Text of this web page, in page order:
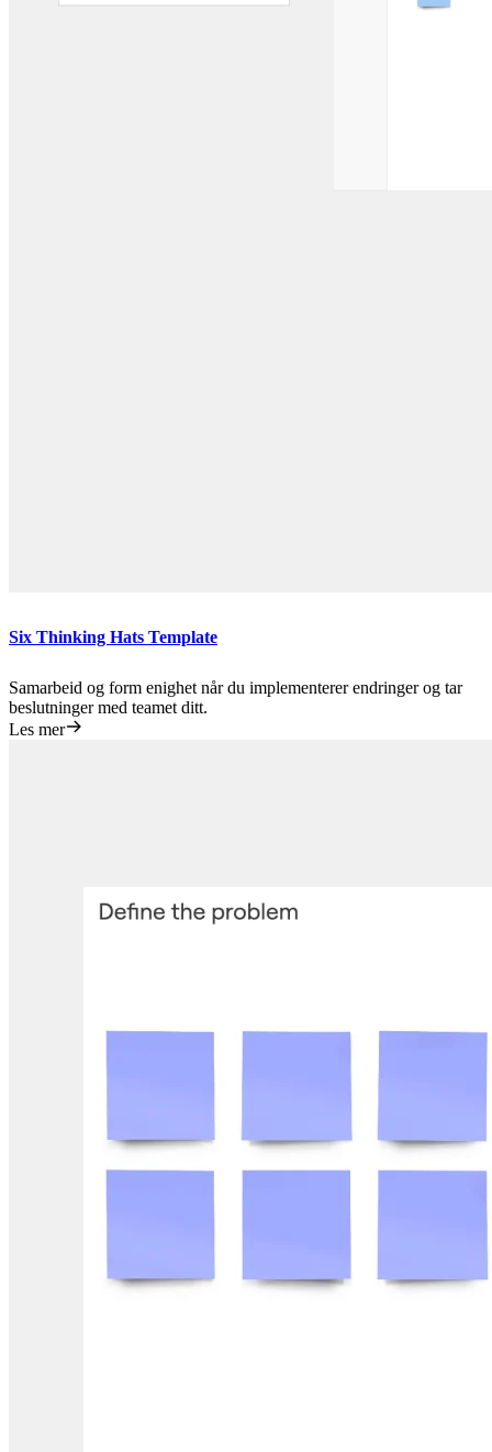
Six Thinking Hats Template
Samarbeid og form enighet når du implementerer endringer og tar
beslutninger med teamet ditt.
Les mer